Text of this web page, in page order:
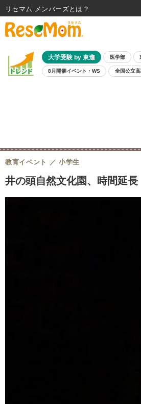
大学受験 by 東進 医学部
8月開催イベント・WS 全国公立
井の頭自然文化園、時間延
教育イベント 小学生
リセマム メンバーズ